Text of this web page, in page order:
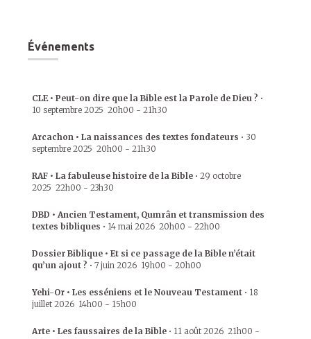
Événements
CLE • Peut-on dire que la Bible est la Parole de Dieu ? •
10 septembre 2025 20h00 - 21h30
Arcachon • La naissances des textes fondateurs • 30
septembre 2025 20h00 - 21h30
RAF • La fabuleuse histoire de la Bible • 29 octobre
2025 22h00 - 23h30
DBD • Ancien Testament, Qumrân et transmission des
textes bibliques • 14 mai 2026 20h00 - 22h00
Dossier Biblique • Et si ce passage de la Bible n’était
qu’un ajout ? • 7 juin 2026 19h00 - 20h00
Yehi-Or • Les esséniens et le Nouveau Testament • 18
juillet 2026 14h00 - 15h00
Arte • Les faussaires de la Bible • 11 août 2026 21h00 -